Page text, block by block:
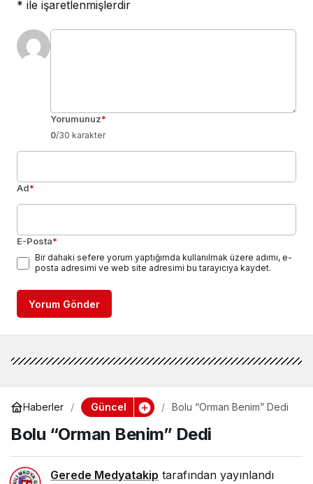
* ile işaretlenmişlerdir
Yorumunuz*
0/30 karakter
Ad*
E-Posta*
Bir dahaki sefere yorum yaptığımda kullanılmak üzere adımı, e-
posta adresimi ve web site adresimi bu tarayıcıya kaydet.
Yorum Gönder
Haberler Güncel Bolu “Orman Benim” Dedi
Bolu “Orman Benim” Dedi
Gerede Medyatakip tarafından yayınlandı